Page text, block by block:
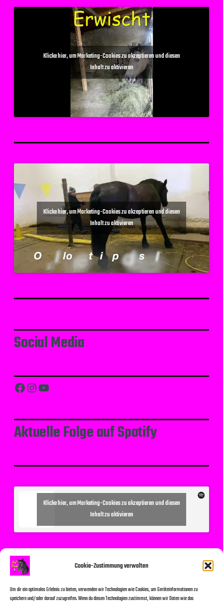
Cookie-Zustimmung verwalten
Um dir ein optimales Erlebnis zu bieten, verwenden wir Technologien wie Cookies, um Geräteinformationen zu
speichern und/oder darauf zuzugreifen. Wenn du diesen Technologien zustimmst, können wir Daten wie das
Klicke hier, um Marketing-Cookies zu akzeptieren und diesen
Inhalt zu aktivieren
Klicke hier, um Marketing-Cookies zu akzeptieren und diesen
Inhalt zu aktivieren
Social Media
Facebook Instagram YouTube
Aktuelle Folge auf Spotify
Klicke hier, um Marketing-Cookies zu akzeptieren und diesen
Inhalt zu aktivieren
Suchen